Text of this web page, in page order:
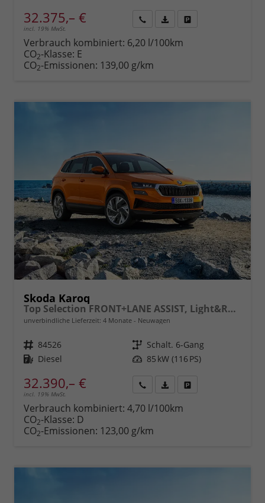
32.375,– €
incl. 19% MwSt.
anfordern
Datei,
Verbrauch kombiniert: 6,20 l/100km
CO2-Klasse: E
CO2-Emissionen: 139,00 g/km
Skoda Karoq
Top Selection FRONT+LANE ASSIST, Light&Rain FULL LED, KESSY, 8" Entertainment, virtuelles Cockpit, Climatronic, Parksensoren, Sitzhzg., 17" ALU uvm.
unverbindliche Lieferzeit: 4 Monate Neuwagen
Fahrzeugnr. 84526 Getriebe Schalt. 6-Gang
Kraftstoff Diesel Leistung 85 kW (116 PS)
32.390,– €
incl. 19% MwSt.
anfordern
Datei,
Verbrauch kombiniert: 4,70 l/100km
CO2-Klasse: D
CO2-Emissionen: 123,00 g/km